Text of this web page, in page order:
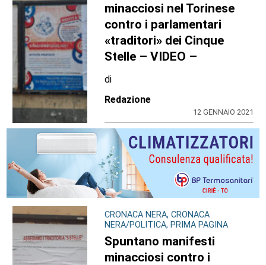
minacciosi nel Torinese
contro i parlamentari
«traditori» dei Cinque
Stelle – VIDEO –
di
Redazione
12 GENNAIO 2021
CRONACA NERA, CRONACA
NERA/POLITICA, PRIMA PAGINA
Spuntano manifesti
minacciosi contro i